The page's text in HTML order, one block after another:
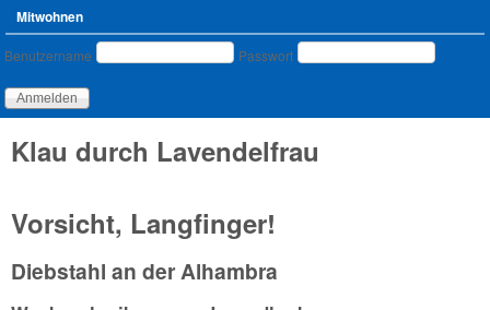
Mitwohnen
Benutzeranmeldung
Benutzername Passwort
Klau durch Lavendelfrau
Vorsicht, Langfinger!
Diebstahl an der Alhambra